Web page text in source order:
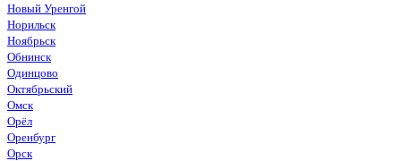
Новый Уренгой
Норильск
Ноябрьск
Обнинск
Одинцово
Октябрьский
Омск
Орёл
Оренбург
Орск